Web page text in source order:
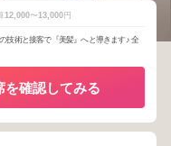
12,000〜13,000円
技術と接客で『美髪』へと導きます♪ 全
を確認してみる